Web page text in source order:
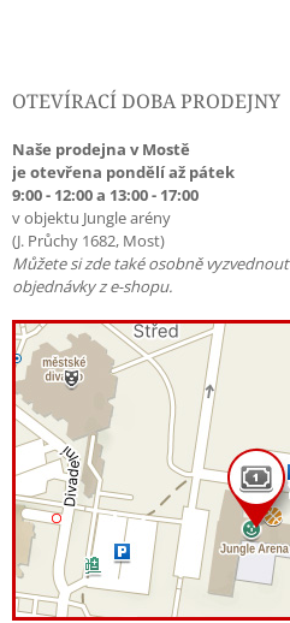
OTEVÍRACÍ DOBA PRODEJNY
Naše prodejna v Mostě
je otevřena pondělí až pátek
9:00 - 12:00 a 13:00 - 17:00
v objektu Jungle arény
(J. Průchy 1682, Most)
Můžete si zde také osobně vyzvednout
objednávky z e-shopu.